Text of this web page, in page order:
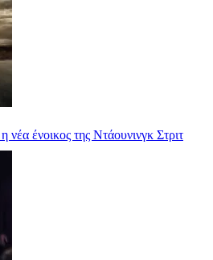
νέα ένοικος της Ντάουνινγκ Στριτ